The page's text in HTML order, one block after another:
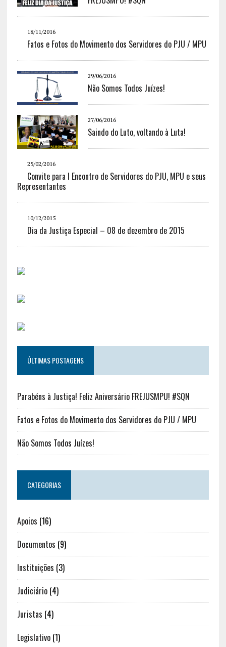
18/11/2016
Fatos e Fotos do Movimento dos Servidores do PJU / MPU
29/06/2016
Não Somos Todos Juízes!
27/06/2016
Saindo do Luto, voltando à Luta!
25/02/2016
Convite para I Encontro de Servidores do PJU, MPU e seus
Representantes
10/12/2015
Dia da Justiça Especial – 08 de dezembro de 2015
ÚLTIMAS POSTAGENS
Parabéns à Justiça! Feliz Aniversário FREJUSMPU! #SQN
Fatos e Fotos do Movimento dos Servidores do PJU / MPU
Não Somos Todos Juízes!
CATEGORIAS
Apoios (16)
Documentos (9)
Instituições (3)
Judiciário(4)
Juristas (4)
Legislativo(1)